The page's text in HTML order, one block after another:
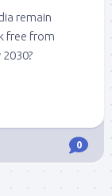
remain
free from
0